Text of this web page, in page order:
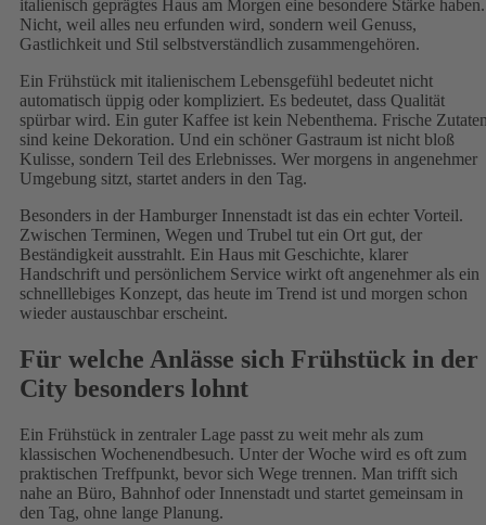
italienisch geprägtes Haus am Morgen eine besondere Stärke haben.
Nicht, weil alles neu erfunden wird, sondern weil Genuss,
Gastlichkeit und Stil selbstverständlich zusammengehören.
Ein Frühstück mit italienischem Lebensgefühl bedeutet nicht
automatisch üppig oder kompliziert. Es bedeutet, dass Qualität
spürbar wird. Ein guter Kaffee ist kein Nebenthema. Frische
sind keine Dekoration. Und ein schöner Gastraum ist nicht bloß
Kulisse, sondern Teil des Erlebnisses. Wer morgens in angenehmer
Umgebung sitzt, startet anders in den Tag.
Besonders in der Hamburger Innenstadt ist das ein echter Vorteil.
Zwischen Terminen, Wegen und Trubel tut ein Ort gut, der
Beständigkeit ausstrahlt. Ein Haus mit Geschichte, klarer
Handschrift und persönlichem Service wirkt oft angenehmer als ein
schnelllebiges Konzept, das heute im Trend ist und morgen schon
wieder austauschbar erscheint.
Für welche Anlässe sich Frühstück in der
City besonders lohnt
Ein Frühstück in zentraler Lage passt zu weit mehr als zum
klassischen Wochenendbesuch. Unter der Woche wird es oft zum
praktischen Treffpunkt, bevor sich Wege trennen. Man trifft sich
nahe an Büro, Bahnhof oder Innenstadt und startet gemeinsam in
den Tag, ohne lange Planung.